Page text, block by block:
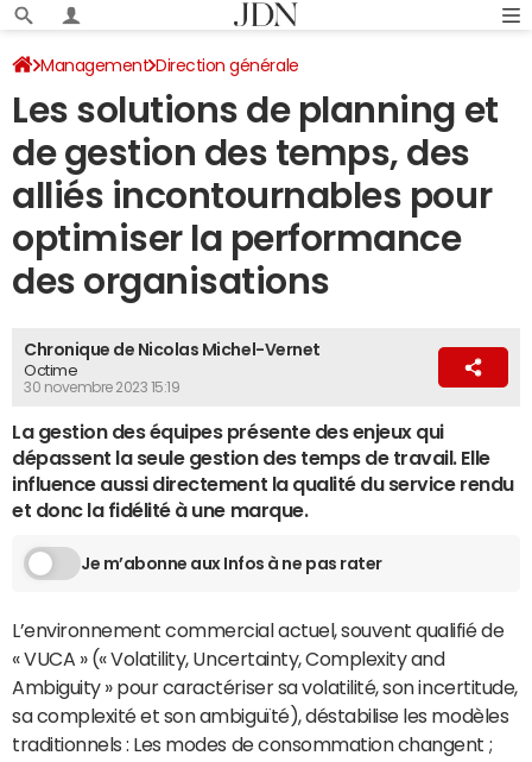
Management Direction générale
Les solutions de planning et
de gestion des temps, des
alliés incontournables pour
optimiser la performance
des organisations
Chronique de Nicolas Michel-Vernet
Octime
30 novembre 2023 15:19
La gestion des équipes présente des enjeux qui
dépassent la seule gestion des temps de travail. Elle
influence aussi directement la qualité du service rendu
et donc la fidélité à une marque.
Je m’abonne aux Infos à ne pas rater
L’environnement commercial actuel, souvent qualifié de
« VUCA » (« Volatility, Uncertainty, Complexity and
Ambiguity » pour caractériser sa volatilité, son incertitude,
sa complexité et son ambiguïté), déstabilise les modèles
traditionnels : Les modes de consommation changent ;